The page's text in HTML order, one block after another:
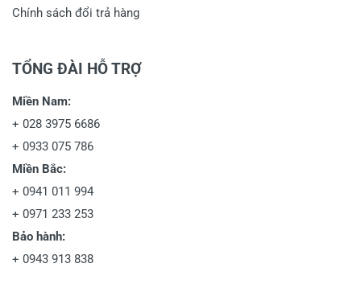
Chính sách đổi trả hàng
TỔNG ĐÀI HỖ TRỢ
Miền Nam:
+ 028 3975 6686
+ 0933 075 786
Miền Bắc:
+ 0941 011 994
+ 0971 233 253
Bảo hành:
+ 0943 913 838